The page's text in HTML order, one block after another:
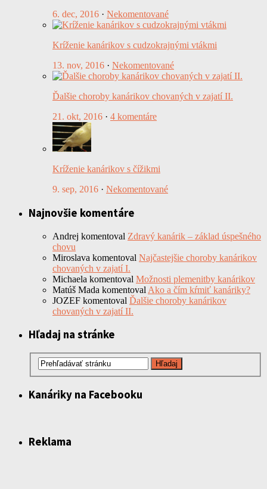
6. dec, 2016 · Nekomentované
Kríženie kanárikov s cudzokrajnými vtákmi
13. nov, 2016 · Nekomentované
Ďalšie choroby kanárikov chovaných v zajatí II.
21. okt, 2016 · 4 komentáre
Kríženie kanárikov s čížikmi
9. sep, 2016 · Nekomentované
Najnovšie komentáre
Andrej komentoval Zdravý kanárik – základ úspešného
chovu
Miroslava komentoval Najčastejšie choroby kanárikov
chovaných v zajatí I.
Michaela komentoval Možnosti plemenitby kanárikov
Matúš Mada komentoval Ako a čím kŕmiť kanáriky?
JOZEF komentoval Ďalšie choroby kanárikov
chovaných v zajatí II.
Hľadaj na stránke
Kanáriky na Facebooku
Reklama